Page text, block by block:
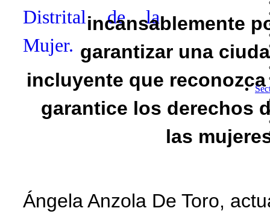
incansablemente
garantizar una
incluyente que reconozca
garantice los derechos
las
Ángela Anzola De Toro,